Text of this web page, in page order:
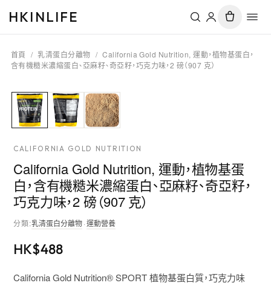
HKINLIFE
首頁 / 乳清蛋白分離物 / California Gold Nutrition, 運動，植物基蛋白，
含有機糙米濃縮蛋白、亞麻籽、奇亞籽，巧克力味，2 磅（907 克）
CALIFORNIA GOLD NUTRITION
California Gold Nutrition, 運動，植物基蛋
白，含有機糙米濃縮蛋白、亞麻籽、奇亞籽，
巧克力味，2 磅（907 克）
分類:乳清蛋白分離物·運動營養
HK$488
California Gold Nutrition® SPORT 植物基蛋白質，巧克力味